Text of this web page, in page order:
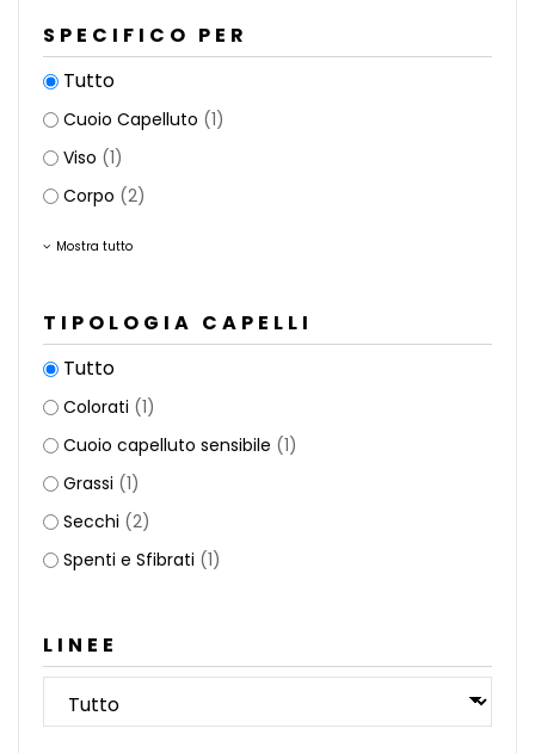
SPECIFICO PER
Tutto
Cuoio Capelluto (1)
Viso (1)
Corpo (2)
Mostra tutto
TIPOLOGIA CAPELLI
Tutto
Colorati (1)
Cuoio capelluto sensibile (1)
Grassi (1)
Secchi (2)
Spenti e Sfibrati (1)
LINEE